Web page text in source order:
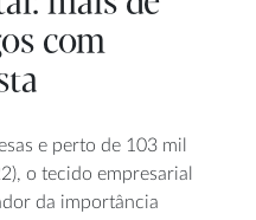
com
e perto de 103 mil
o tecido empresarial
da importância